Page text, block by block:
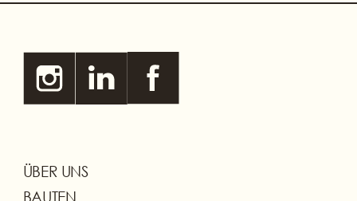
ÜBER UNS
BAUTEN